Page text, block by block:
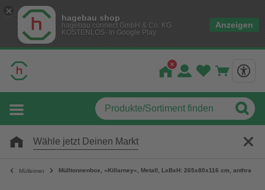
hagebau shop
hagebau connect GmbH & Co. KG
KOSTENLOS- In Google Play
Anzeigen
Wähle jetzt Deinen Markt
Mülleimer Mülltonnenbox, »Killarney«, Metall, LxBxH: 265x80x116 cm, anthrazit